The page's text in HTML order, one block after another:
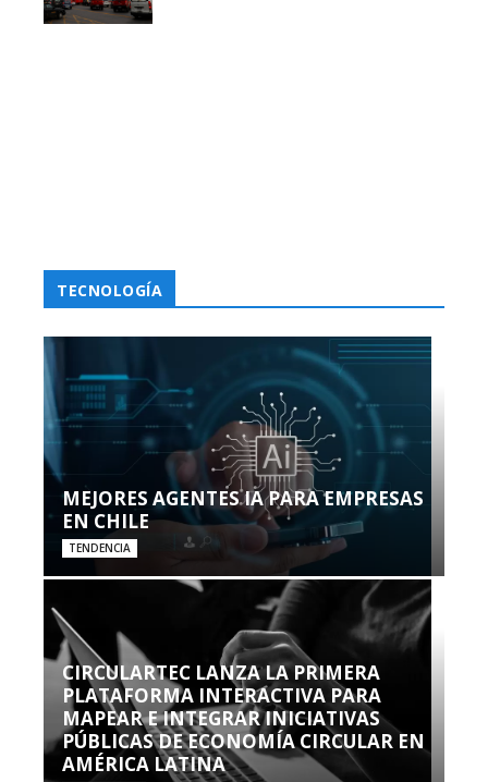
TECNOLOGÍA
MEJORES AGENTES IA PARA EMPRESAS
EN CHILE
TENDENCIA
CIRCULARTEC LANZA LA PRIMERA
PLATAFORMA INTERACTIVA PARA
MAPEAR E INTEGRAR INICIATIVAS
PÚBLICAS DE ECONOMÍA CIRCULAR EN
AMÉRICA LATINA